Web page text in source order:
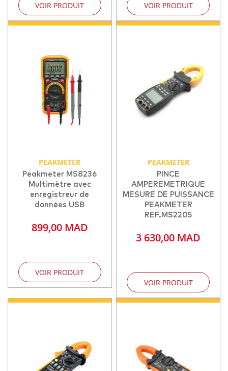
VOIR PRODUIT VOIR PRODUIT
PEAKMETER
Peakmeter MS8236
Multimètre avec
enregistreur de
données USB
899,00 MAD
VOIR PRODUIT
PEAKMETER
PINCE
AMPEREMETRIQUE
MESURE DE PUISSANCE
PEAKMETER
REF.MS2205
3 630,00 MAD
VOIR PRODUIT